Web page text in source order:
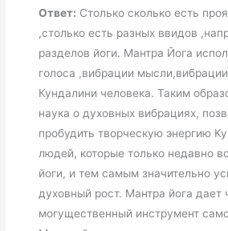
Ответ: Столько сколько есть
,столько есть разных ввидов
разделов йоги. Мантра Йога
голоса ,вибрации мысли,вибрации
Кундалини человека. Таким
наука о духовных вибрациях,
пробудить творческую энергию
людей, которые только недавно
йоги, и тем самым значительно
духовный рост. Мантра йога дает
могущественный инструмент